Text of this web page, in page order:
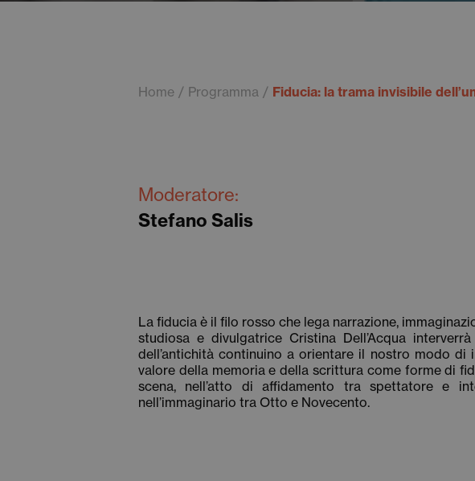
Home Programma Fiducia: la trama invisibile
Moderatore:
Stefano Salis
La fiducia è il filo rosso che lega narrazione,
studiosa e divulgatrice Cristina Dell’Acqua
dell’antichità continuino a orientare il nostro modo
valore della memoria e della scrittura come forme di
scena, nell’atto di affidamento tra spettatore e
nell’immaginario tra Otto e Novecento.